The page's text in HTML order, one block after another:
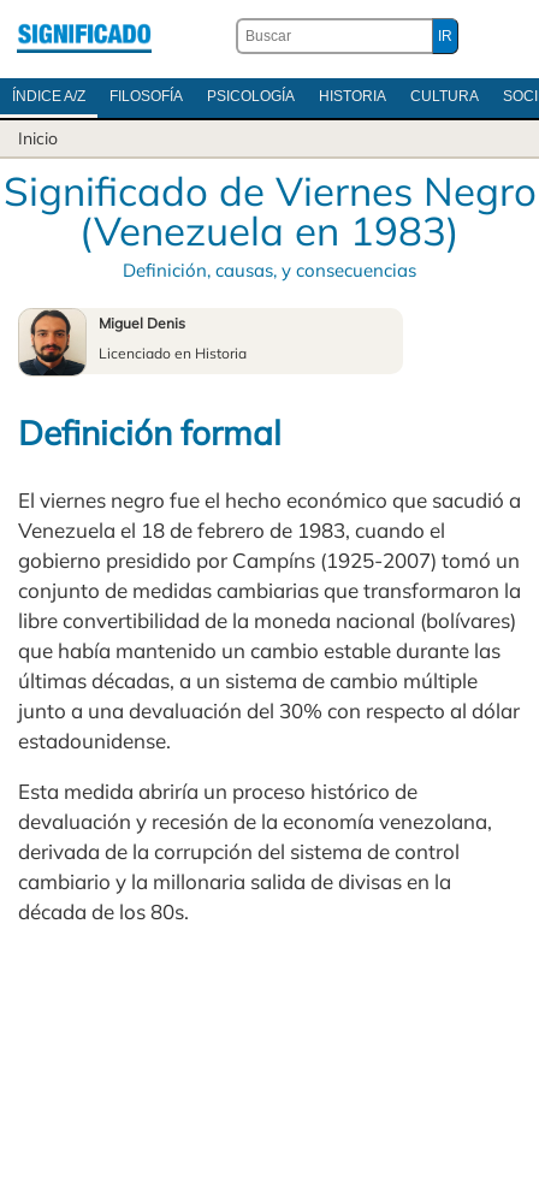
ÍNDICE A/Z FILOSOFÍA PSICOLOGÍA HISTORIA CULTURA
Inicio
Significado de Viernes Negro
(Venezuela en 1983)
Definición, causas, y consecuencias
Miguel Denis
Licenciado en Historia
Definición formal
El viernes negro fue el hecho económico que sacudió a
Venezuela el 18 de febrero de 1983, cuando el
gobierno presidido por Campíns (1925-2007) tomó un
conjunto de medidas cambiarias que transformaron la
libre convertibilidad de la moneda nacional (bolívares)
que había mantenido un cambio estable durante las
últimas décadas, a un sistema de cambio múltiple
junto a una devaluación del 30% con respecto al dólar
estadounidense.
Esta medida abriría un proceso histórico de
devaluación y recesión de la economía venezolana,
derivada de la corrupción del sistema de control
cambiario y la millonaria salida de divisas en la
década de los 80s.